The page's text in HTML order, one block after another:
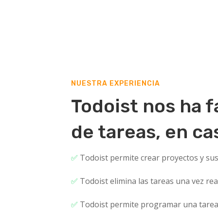
NUESTRA EXPERIENCIA
Todoist nos ha
de tareas, en
✅ Todoist permite crear proyectos y
✅ Todoist elimina las tareas una vez
✅ Todoist permite programar una